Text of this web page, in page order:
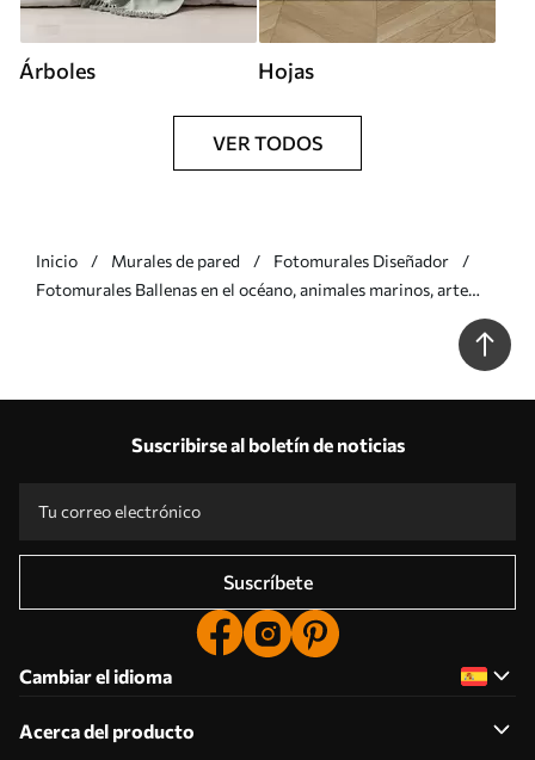
Árboles Hojas
VER TODOS
Inicio Murales de pared
Fotomurales Diseñador
Fotomurales Ballenas en el océano, animales marinos, arte
Suscribirse al boletín de noticias
Suscríbete
Cambiar el idioma
Acerca del producto